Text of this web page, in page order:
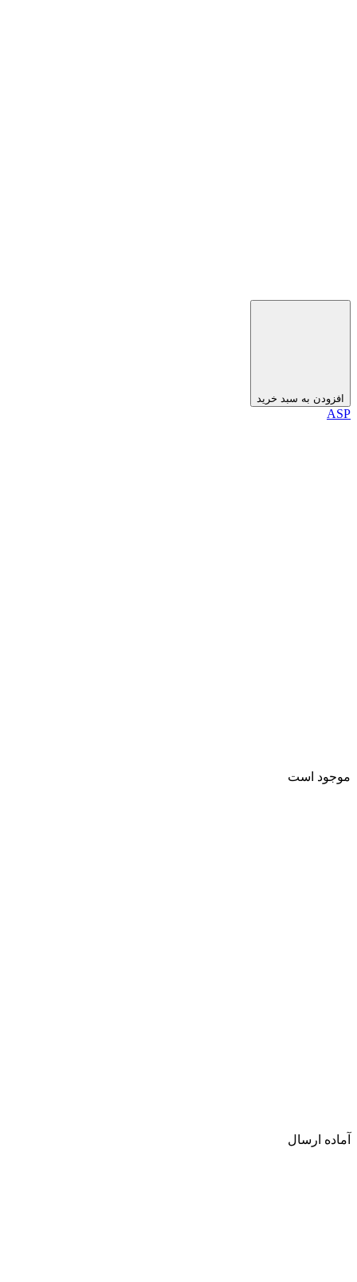
افزودن به سبد خرید
ASP
موجود است
آماده ارسال